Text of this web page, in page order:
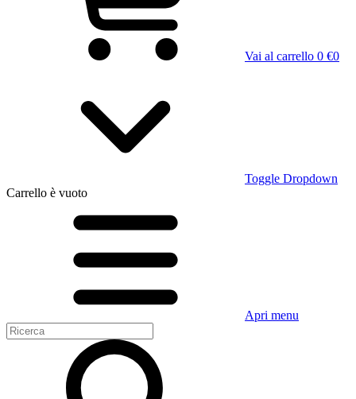
Vai al carrello 0 €0
Toggle Dropdown
Carrello è vuoto
Apri menu